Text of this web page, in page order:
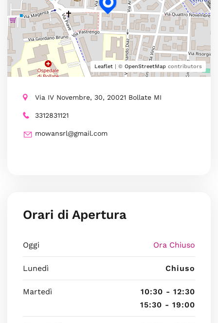
Leaflet | © OpenStreetMap contributors
Via IV Novembre, 30, 20021 Bollate MI
3312831121
mowansrl@gmail.com
Orari di Apertura
Oggi Ora Chiuso
Lunedì Chiuso
Martedì
10:30 - 12:30
15:30 - 19:00